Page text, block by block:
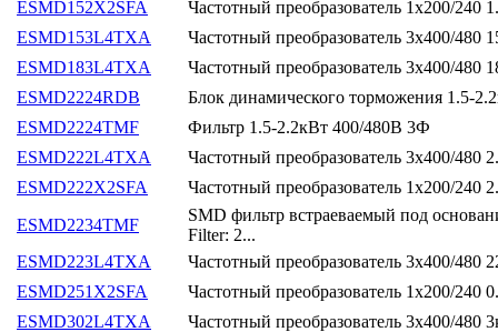
ESMD152X2SFA
Частотный преобразователь 1х200/240
ESMD153L4TXA
Частотный преобразователь 3х400/480
ESMD183L4TXA
Частотный преобразователь 3х400/480
ESMD2224RDB
Блок динамического торможения 1.5-
ESMD2224TMF
Фильтр 1.5-2.2кВт 400/480В 3Ф
ESMD222L4TXA
Частотный преобразователь 3х400/480
ESMD222X2SFA
Частотный преобразователь 1х200/240
ESMD2234TMF
SMD фильтр встраеваемый под
Filter: 2...
ESMD223L4TXA
Частотный преобразователь 3х400/480
ESMD251X2SFA
Частотный преобразователь 1х200/240
ESMD302L4TXA
Частотный преобразователь 3х400/480